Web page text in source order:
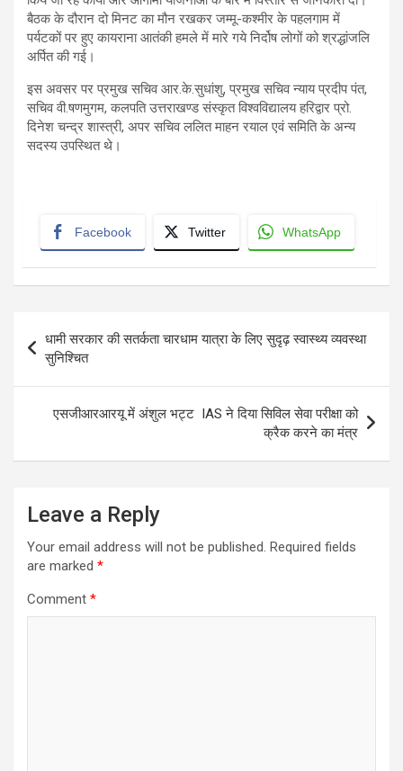
बैठक के दौरान दो मिनट का मौन रखकर जम्मू-कश्मीर के पहलगाम में
पर्यटकों पर हुए कायराना आतंकी हमले में मारे गये निर्दोष लोगों को श्रद्धांजलि
अर्पित की गई।
इस अवसर पर प्रमुख सचिव आर.के.सुधांशु, प्रमुख सचिव न्याय प्रदीप पंत,
सचिव वी.षणमुगम, कलपति उत्तराखण्ड संस्कृत विश्वविद्यालय हरिद्वार प्रो.
दिनेश चन्द्र शास्त्री, अपर सचिव ललित माहन रयाल एवं समिति के अन्य
सदस्य उपस्थित थे।
Facebook Twitter WhatsApp
navigation
धामी सरकार की सतर्कता चारधाम यात्रा के लिए सुदृढ़ स्वास्थ्य व्यवस्था
सुनिश्चित
एसजीआरआरयू में अंशुल भट्ट IAS ने दिया सिविल सेवा परीक्षा को
क्रैक करने का मंत्र
Leave a Reply
Your email address will not be published. Required fields
are marked *
Comment *